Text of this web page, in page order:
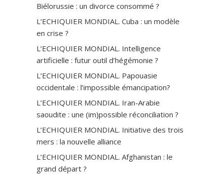
Biélorussie : un divorce consommé ?
L’ECHIQUIER MONDIAL. Cuba : un modèle
en crise ?
L’ECHIQUIER MONDIAL. Intelligence
artificielle : futur outil d’hégémonie ?
L’ECHIQUIER MONDIAL. Papouasie
occidentale : l’impossible émancipation?
L’ECHIQUIER MONDIAL. Iran-Arabie
saoudite : une (im)possible réconciliation ?
L’ECHIQUIER MONDIAL. Initiative des trois
mers : la nouvelle alliance
L’ECHIQUIER MONDIAL. Afghanistan : le
grand départ ?